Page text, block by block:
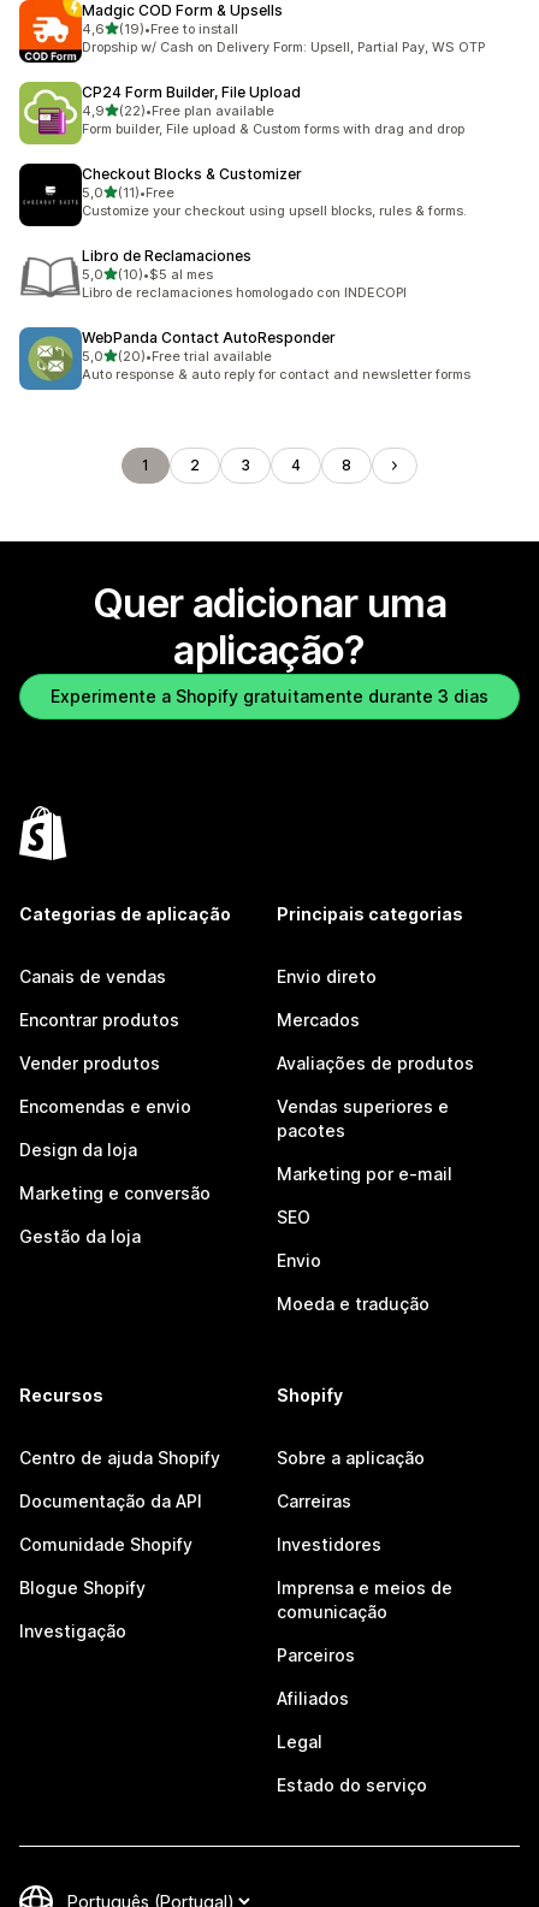
Madgic COD Form & Upsells
4,6de 5 estrelas
(19)
19 total de avaliações
•Free to install
Dropship w/ Cash on Delivery Form: Upsell, Partial Pay, WS OTP
CP24 Form Builder, File Upload
4,9de 5 estrelas
(22)
22 total de avaliações
•Free plan available
Form builder, File upload & Custom forms with drag and drop
Checkout Blocks & Customizer
5,0de 5 estrelas
(11)
11 total de avaliações
•Free
Customize your checkout using upsell blocks, rules & forms.
Libro de Reclamaciones
5,0de 5 estrelas
(10)
10 total de avaliações
•$5 al mes
Libro de reclamaciones homologado con INDECOPI
WebPanda Contact AutoResponder
5,0de 5 estrelas
(20)
20 total de avaliações
•Free trial available
Auto response & auto reply for contact and newsletter forms
1 2 3 4 8
Quer adicionar uma
aplicação?
Experimente a Shopify gratuitamente durante 3 dias
Categorias de aplicação
Canais de vendas
Encontrar produtos
Vender produtos
Encomendas e envio
Design da loja
Marketing e conversão
Gestão da loja
Principais categorias
Envio direto
Mercados
Avaliações de produtos
Vendas superiores e
pacotes
Marketing por e-mail
SEO
Envio
Moeda e tradução
Recursos
Centro de ajuda Shopify
Documentação da API
Comunidade Shopify
Blogue Shopify
Investigação
Shopify
Sobre a aplicação
Carreiras
Investidores
Imprensa e meios de
comunicação
Parceiros
Afiliados
Legal
Estado do serviço